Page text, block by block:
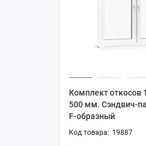
Комплект откосов
500 мм. Сэндвич-
F-образный
19887